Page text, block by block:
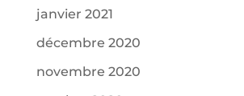
janvier 2021
décembre 2020
novembre 2020